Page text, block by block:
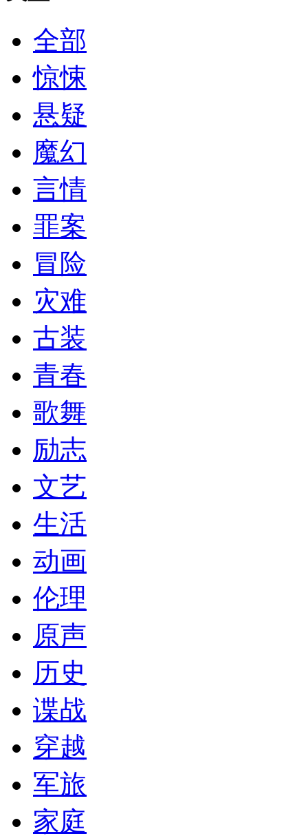
全部
惊悚
悬疑
魔幻
言情
罪案
冒险
灾难
古装
青春
歌舞
励志
文艺
生活
动画
伦理
原声
历史
谍战
穿越
军旅
家庭